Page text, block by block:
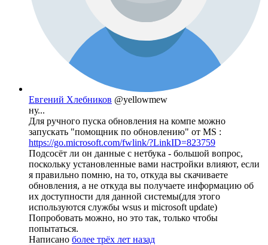
Евгений Хлебников @yellowmew
ну...
Для ручного пуска обновления на компе можно
запускать "помощник по обновлению" от MS :
https://go.microsoft.com/fwlink/?LinkID=823759
Подсосёт ли он данные с нетбука - большой вопрос,
поскольку установленные вами настройки влияют, если
я правильно помню, на то, откуда вы скачиваете
обновления, а не откуда вы получаете информацию об
их доступности для данной системы(для этого
используются службы wsus и microsoft update)
Попробовать можно, но это так, только чтобы
попытаться.
Написано более трёх лет назад